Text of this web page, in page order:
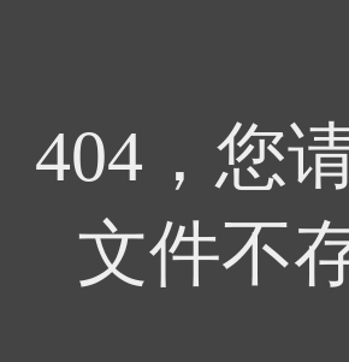
404，您
文件不